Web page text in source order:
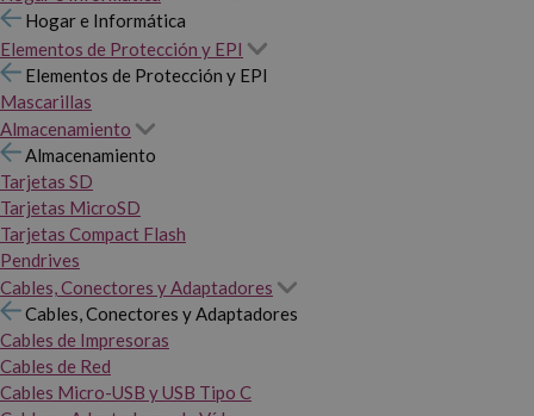
Hogar e Informática
Elementos de Protección y EPI
Elementos de Protección y EPI
Mascarillas
Almacenamiento
Almacenamiento
Tarjetas SD
Tarjetas MicroSD
Tarjetas Compact Flash
Pendrives
Cables, Conectores y Adaptadores
Cables, Conectores y Adaptadores
Cables de Impresoras
Cables de Red
Cables Micro-USB y USB Tipo C